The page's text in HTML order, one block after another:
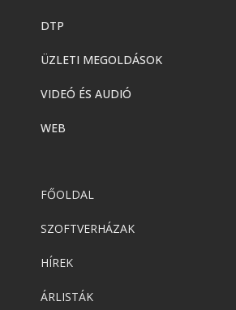
DTP
ÜZLETI MEGOLDÁSOK
VIDEÓ ÉS AUDIÓ
WEB
FŐOLDAL
SZOFTVERHÁZAK
HÍREK
ÁRLISTÁK